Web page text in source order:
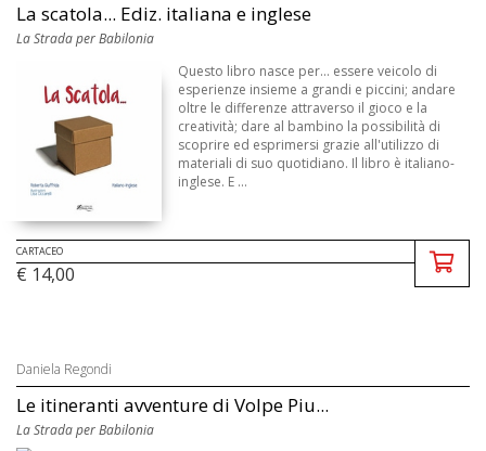
La scatola... Ediz. italiana e inglese
La Strada per Babilonia
Questo libro nasce per... essere veicolo di
esperienze insieme a grandi e piccini; andare
oltre le differenze attraverso il gioco e la
creatività; dare al bambino la possibilità di
scoprire ed esprimersi grazie all'utilizzo di
materiali di suo quotidiano. Il libro è italiano-
inglese. E ...
CARTACEO
€ 14,00
Daniela Regondi
Le itineranti avventure di Volpe Piu...
La Strada per Babilonia